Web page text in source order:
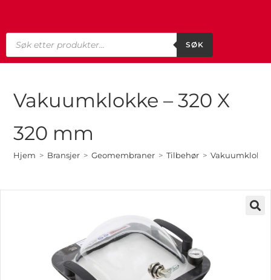
SØK
Vakuumklokke – 320 X
320 mm
Hjem > Bransjer > Geomembraner > Tilbehør > Vakuumklokke